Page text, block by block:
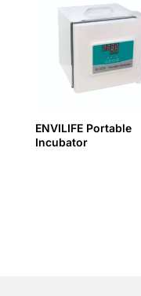
ENVILIFE Portable
Incubator